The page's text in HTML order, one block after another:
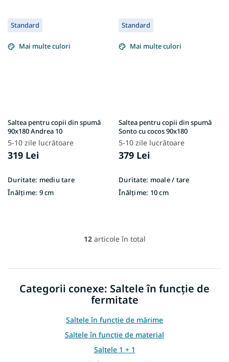
Standard
Mai multe culori
Saltea pentru copii din spumă
90x180 Andrea 10
5-10 zile lucrătoare
319 Lei
Duritate: mediu tare
Înălțime: 9 cm
Standard
Mai multe culori
Saltea pentru copii din spumă
Sonto cu cocos 90x180
5-10 zile lucrătoare
379 Lei
Duritate: moale / tare
Înălțime: 10 cm
C
t
r
o
l
l
l
i
s
12articole în total
Categorii conexe: Saltele în funcție de
fermitate
Saltele în funcție de mărime
Saltele în funcție de material
Saltele 1 + 1